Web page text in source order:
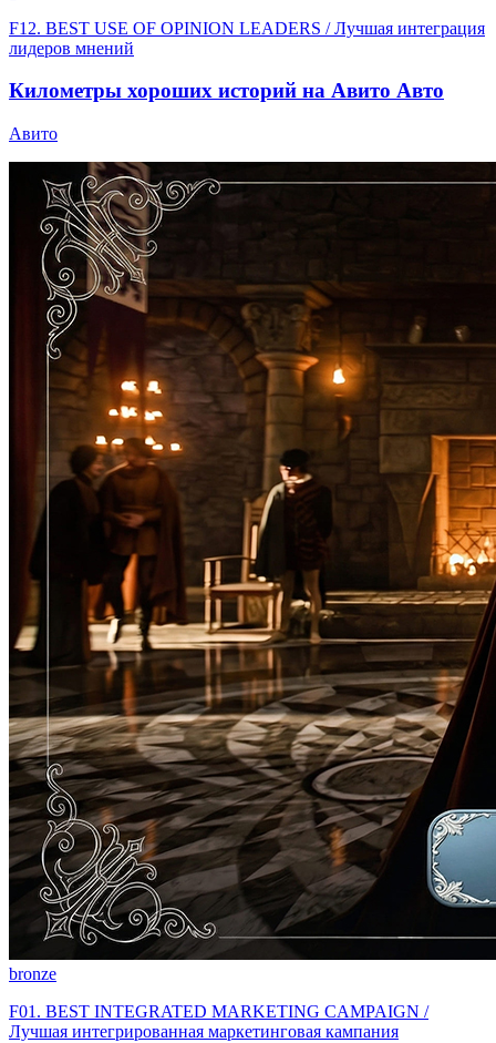
F12. BEST USE OF OPINION LEADERS / Лучшая интеграция
лидеров мнений
Километры хороших историй на Авито Авто
Авито
bronze
F01. BEST INTEGRATED MARKETING CAMPAIGN /
Лучшая интегрированная маркетинговая кампания